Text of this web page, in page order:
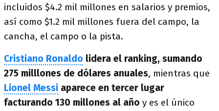
incluidos $4.2 mil millones en salarios y premios,
así como $1.2 mil millones fuera del campo, la
cancha, el campo o la pista.
Cristiano Ronaldo lidera el ranking, sumando
275 milllones de dólares anuales, mientras que
Lionel Messi aparece en tercer lugar
facturando 130 millones al año y es el único